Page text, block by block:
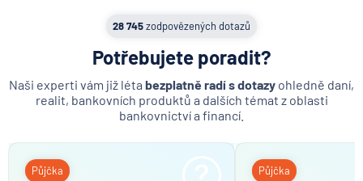
MetLife Europe d.a.c.
Modrá pyramida stavební spořitelna
MONETA Money Bank
Moneta Stavební spořitelna
NN Penzijní společnost
28 745zodpovězených dotazů
Potřebujete poradit?
Naši experti vám již léta bezplatně radí s dotazy ohledně daní,
realit, bankovních produktů a dalších témat z oblasti
bankovnictví a financí.
Půjčka Půjčka